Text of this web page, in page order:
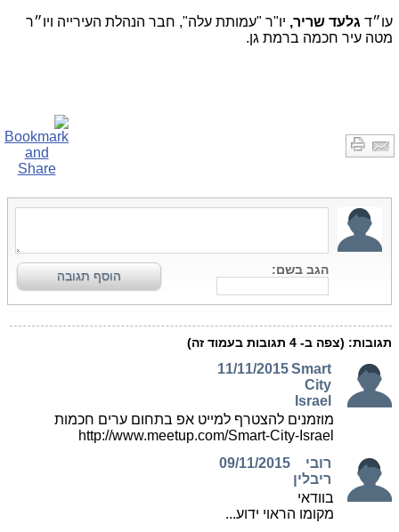
עו״ד גלעד שריר, יו"ר "עמותת עלה", חבר הנהלת העירייה ויו״ר
מטה עיר חכמה ברמת גן.